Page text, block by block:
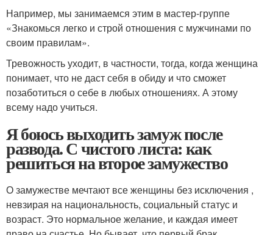
Например, мы занимаемся этим в мастер-группе
«Знакомься легко и строй отношения с мужчинами по
своим правилам».
Тревожность уходит, в частности, тогда, когда женщина
понимает, что не даст себя в обиду и что сможет
позаботиться о себе в любых отношениях. А этому
всему надо учиться.
Я боюсь выходить замуж после
развода. С чистого листа: как
решиться на второе замужество
О замужестве мечтают все женщины без исключения ,
невзирая на национальность, социальный статус и
возраст. Это нормальное желание, и каждая имеет